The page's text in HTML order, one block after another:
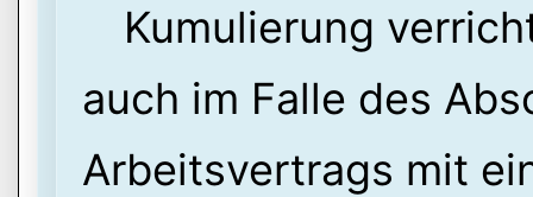
Kumulierung
auch im Falle des
Arbeitsvertrags mit